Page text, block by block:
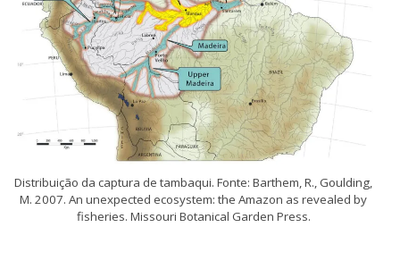
Distribuição da captura de tambaqui. Fonte: Barthem, R., Goulding,
M. 2007. An unexpected ecosystem: the Amazon as revealed by
fisheries. Missouri Botanical Garden Press.